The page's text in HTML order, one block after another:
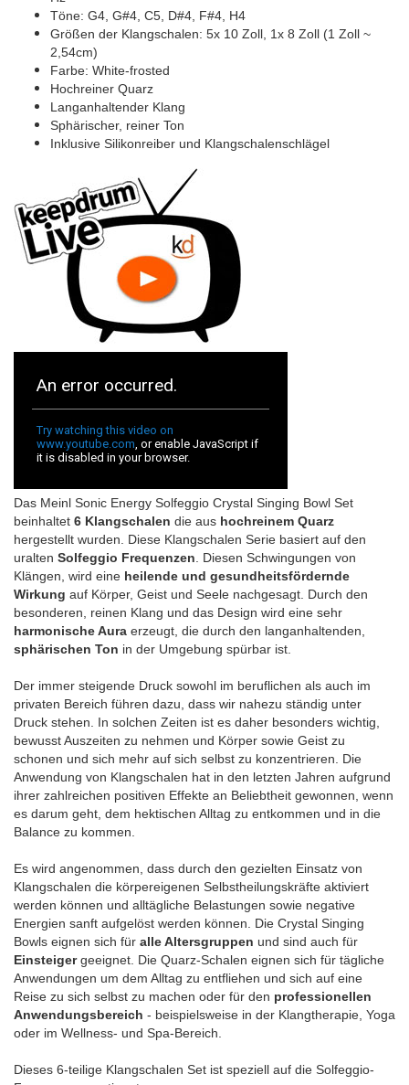
Töne: G4, G#4, C5, D#4, F#4, H4
Größen der Klangschalen: 5x 10 Zoll, 1x 8 Zoll (1 Zoll ~
2,54cm)
Farbe: White-frosted
Hochreiner Quarz
Langanhaltender Klang
Sphärischer, reiner Ton
Inklusive Silikonreiber und Klangschalenschlägel
Das Meinl Sonic Energy Solfeggio Crystal Singing Bowl Set
beinhaltet 6 Klangschalen die aus hochreinem Quarz
hergestellt wurden. Diese Klangschalen Serie basiert auf den
uralten Solfeggio Frequenzen . Diesen Schwingungen von
Klängen, wird eine heilende und gesundheitsfördernde
Wirkung auf Körper, Geist und Seele nachgesagt. Durch den
besonderen, reinen Klang und das Design wird eine sehr
harmonische Aura erzeugt, die durch den langanhaltenden,
sphärischen Ton in der Umgebung spürbar ist.
Der immer steigende Druck sowohl im beruflichen als auch im
privaten Bereich führen dazu, dass wir nahezu ständig unter
Druck stehen. In solchen Zeiten ist es daher besonders wichtig,
bewusst Auszeiten zu nehmen und Körper sowie Geist zu
schonen und sich mehr auf sich selbst zu konzentrieren. Die
Anwendung von Klangschalen hat in den letzten Jahren aufgrund
ihrer zahlreichen positiven Effekte an Beliebtheit gewonnen, wenn
es darum geht, dem hektischen Alltag zu entkommen und in die
Balance zu kommen.
Es wird angenommen, dass durch den gezielten Einsatz von
Klangschalen die körpereigenen Selbstheilungskräfte aktiviert
werden können und alltägliche Belastungen sowie negative
Energien sanft aufgelöst werden können. Die Crystal Singing
Bowls eignen sich für alle Altersgruppen und sind auch für
Einsteigergeeignet. Die Quarz-Schalen eignen sich für tägliche
Anwendungen um dem Alltag zu entfliehen und sich auf eine
Reise zu sich selbst zu machen oder für den professionellen
Anwendungsbereich - beispielsweise in der Klangtherapie, Yoga
oder im Wellness- und Spa-Bereich.
Dieses 6-teilige Klangschalen Set ist speziell auf die Solfeggio-